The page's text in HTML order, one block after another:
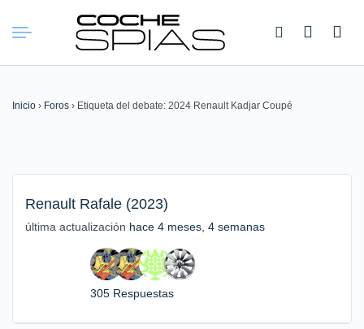
Buscar:
Inicio › Foros › Etiqueta del debate: 2024 Renault Kadjar Coupé
Renault Rafale (2023)
última actualización hace 4 meses, 4 semanas
305 Respuestas